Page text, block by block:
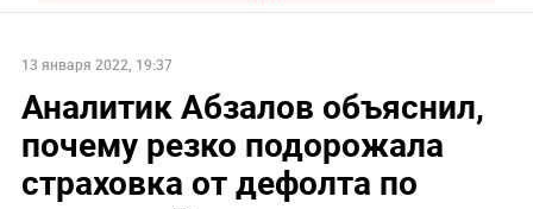
13 января 2022, 19:37
Аналитик Абзалов объяснил,
почему резко подорожала
страховка от дефолта по